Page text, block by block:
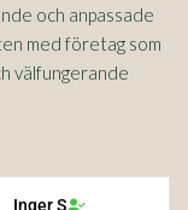
och anpassade
med företag som
välfungerande